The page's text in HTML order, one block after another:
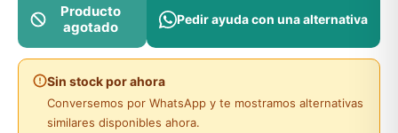
Producto
agotado
Pedir ayuda con una alternativa
Sin stock por ahora
Conversemos por WhatsApp y te mostramos alternativas
similares disponibles ahora.